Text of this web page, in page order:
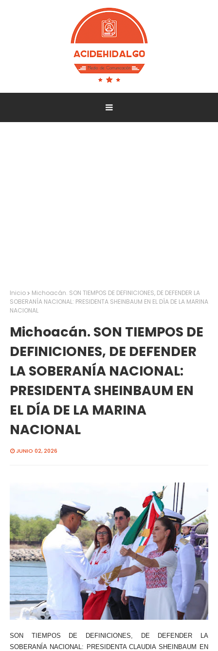
Inicio
Michoacán. SON TIEMPOS DE DEFINICIONES, DE DEFENDER LA
SOBERANÍA NACIONAL: PRESIDENTA SHEINBAUM EN EL DÍA DE LA MARINA
NACIONAL
Michoacán. SON TIEMPOS DE
DEFINICIONES, DE DEFENDER
LA SOBERANÍA NACIONAL:
PRESIDENTA SHEINBAUM EN
EL DÍA DE LA MARINA
NACIONAL
JUNIO 02, 2026
SON TIEMPOS DE DEFINICIONES, DE DEFENDER LA
SOBERANÍA NACIONAL: PRESIDENTA CLAUDIA SHEINBAUM EN